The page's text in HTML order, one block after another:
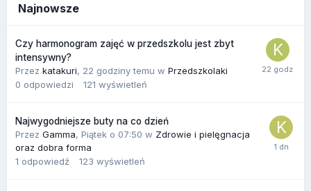
Najnowsze
Czy harmonogram zajęć w przedszkolu jest zbyt
intensywny?
Przez katakuri, 22 godziny temu w Przedszkolaki
0 odpowiedzi 121 wyświetleń
Najwygodniejsze buty na co dzień
Przez Gamma, Piątek o 07:50 w Zdrowie i pielęgnacja
oraz dobra forma
1 odpowiedź 123 wyświetleń